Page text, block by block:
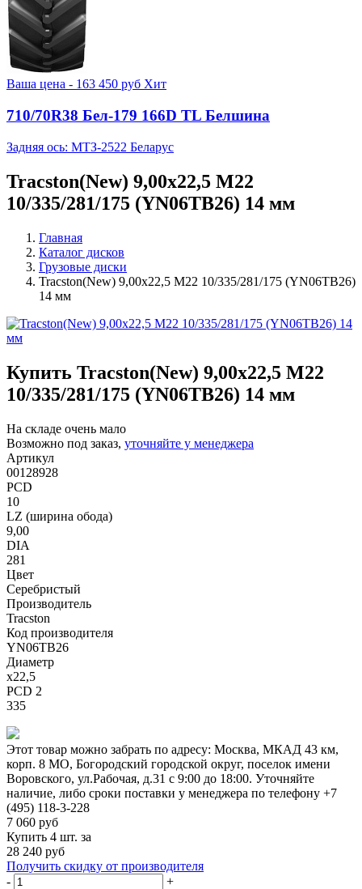
Ваша цена - 163 450 руб Хит
710/70R38 Бел-179 166D TL Белшина
Задняя ось: МТЗ-2522 Беларус
Tracston(New) 9,00x22,5 M22
10/335/281/175 (YN06TB26) 14 мм
Главная
Каталог дисков
Грузовые диски
Tracston(New) 9,00x22,5 M22 10/335/281/175 (YN06TB26)
14 мм
Купить Tracston(New) 9,00x22,5 M22
10/335/281/175 (YN06TB26) 14 мм
На складе очень мало
Возможно под заказ, уточняйте у менеджера
Артикул
00128928
PCD
10
LZ (ширина обода)
9,00
DIA
281
Цвет
Серебристый
Производитель
Tracston
Код производителя
YN06TB26
Диаметр
x22,5
PCD 2
335
Этот товар можно забрать по адресу: Москва, МКАД 43 км,
корп. 8 МО, Богородский городской округ, поселок имени
Воровского, ул.Рабочая, д.31 с 9:00 до 18:00. Уточняйте
наличие, либо сроки поставки у менеджера по телефону +7
(495) 118-3-228
7 060 руб
Купить 4 шт. за
28 240 руб
Получить скидку от производителя
-
+